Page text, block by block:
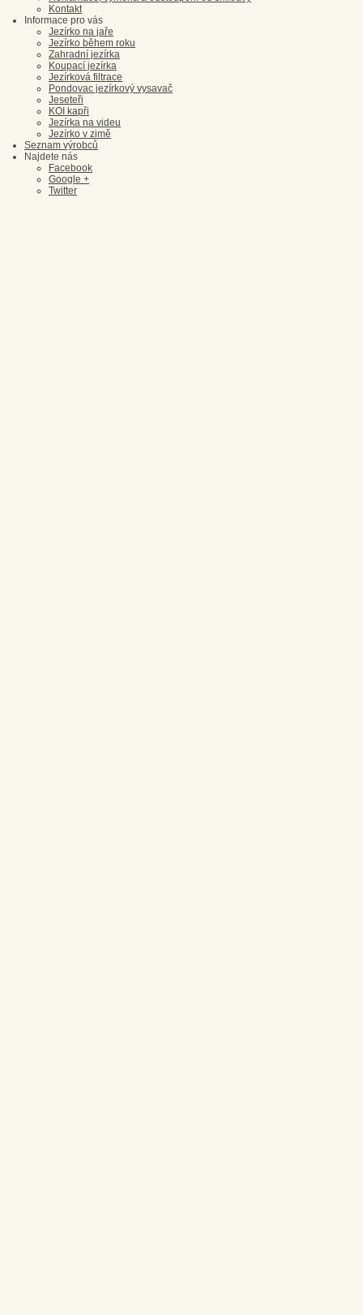
Kontakt
Informace pro vás
Jezírko na jaře
Jezírko během roku
Zahradní jezírka
Koupací jezírka
Jezírková filtrace
Pondovac jezírkový vysavač
Jeseteři
KOI kapři
Jezírka na videu
Jezírko v zimě
Seznam výrobců
Najdete nás
Facebook
Google +
Twitter